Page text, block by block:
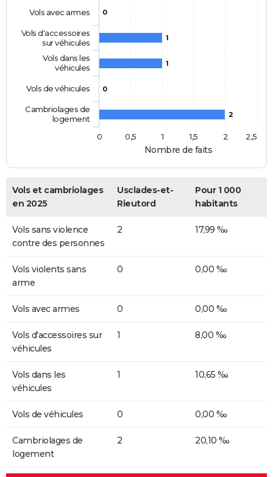
Nombre de faits
0
1
1
0
2
Vols avec armes
Vols d'accessoires
sur véhicules
Vols dans les
véhicules
Vols de véhicules
Cambriolages de
logement
0
0,5 1 1,5 2 2,5
Vols et cambriolages
en 2025
Usclades-et-
Rieutord
Pour 1 000
habitants
Vols sans violence
contre des personnes
2 17,99 ‰
Vols violents sans
arme
0 0,00 ‰
Vols avec armes 0 0,00 ‰
Vols d'accessoires sur
véhicules
1 8,00 ‰
Vols dans les
véhicules
1 10,65 ‰
Vols de véhicules 0 0,00 ‰
Cambriolages de
logement
2 20,10 ‰